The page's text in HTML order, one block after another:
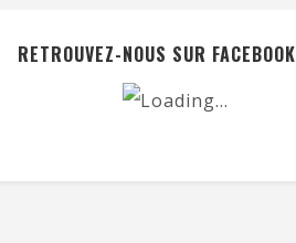
RETROUVEZ-NOUS SUR FACEBOOK